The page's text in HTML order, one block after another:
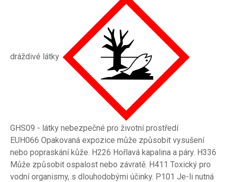
dráždivé látky
GHS09 - látky nebezpečné pro životní prostředí
EUH066 Opakovaná expozice může způsobit vysušení
nebo popraskání kůže. H226 Hořlavá kapalina a páry. H336
Může způsobit ospalost nebo závratě. H411 Toxický pro
vodní organismy, s dlouhodobými účinky. P101 Je-li nutná